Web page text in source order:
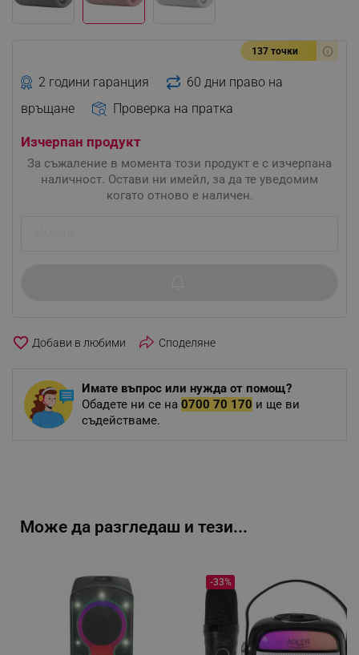
137 точки
2 години гаранция
60 дни право на
връщане
Проверка на пратка
Изчерпан продукт
За съжаление в момента този продукт е с изчерпана
наличност. Остави ни имейл, за да те уведомим
когато отново е наличен.
favorite_border Споделяне
Имате въпрос или нужда от помощ?
Обадете ни се на 0700 70 170 и ще ви
съдействаме.
Може да разгледаш и тези...
-33%